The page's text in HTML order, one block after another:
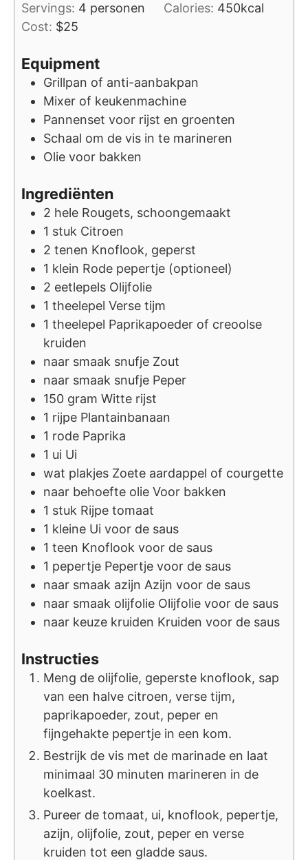
Servings: 4 personen Calories: 450kcal
Cost: $25
Equipment
Grillpan of anti-aanbakpan
Mixer of keukenmachine
Pannenset voor rijst en groenten
Schaal om de vis in te marineren
Olie voor bakken
Ingrediënten
2 hele Rougets, schoongemaakt
1 stuk Citroen
2 tenen Knoflook, geperst
1 klein Rode pepertje (optioneel)
2 eetlepels Olijfolie
1 theelepel Verse tijm
1 theelepel Paprikapoeder of creoolse
kruiden
naar smaak snufje Zout
naar smaak snufje Peper
150 gram Witte rijst
1 rijpe Plantainbanaan
1 rode Paprika
1 ui Ui
wat plakjes Zoete aardappel of courgette
naar behoefte olie Voor bakken
1 stuk Rijpe tomaat
1 kleine Ui voor de saus
1 teen Knoflook voor de saus
1 pepertje Pepertje voor de saus
naar smaak azijn Azijn voor de saus
naar smaak olijfolie Olijfolie voor de saus
naar keuze kruiden Kruiden voor de saus
Instructies
Meng de olijfolie, geperste knoflook, sap
van een halve citroen, verse tijm,
paprikapoeder, zout, peper en
fijngehakte pepertje in een kom.
Bestrijk de vis met de marinade en laat
minimaal 30 minuten marineren in de
koelkast.
Pureer de tomaat, ui, knoflook, pepertje,
azijn, olijfolie, zout, peper en verse
kruiden tot een gladde saus.